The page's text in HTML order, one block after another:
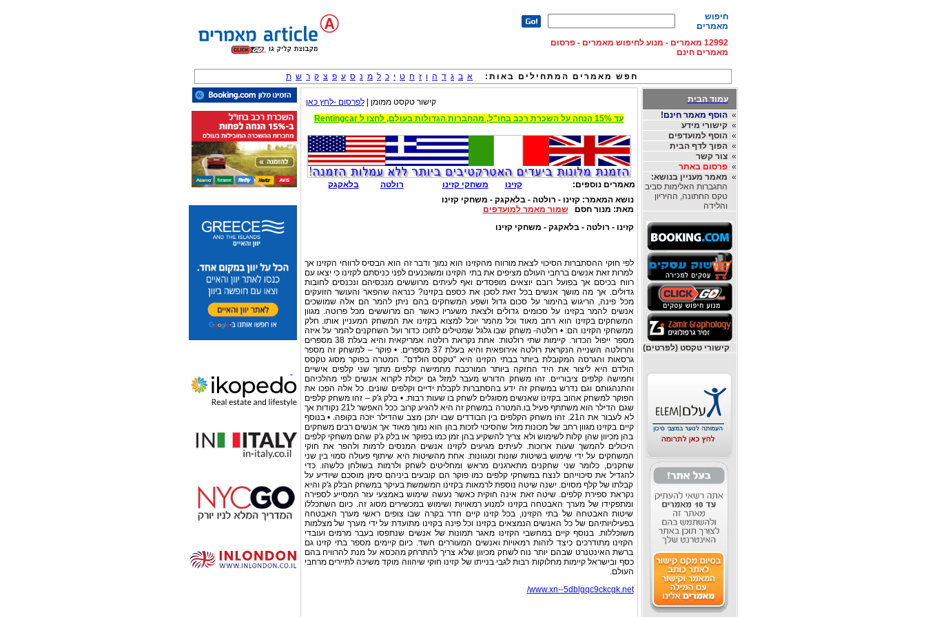
חיפוש
מאמרים
12992 מאמרים - מנוע לחיפוש מאמרים - פרסום
מאמרים חינם
חפש מאמרים המתחילים באות: א ב ג ד ה ו ז ח ט י כ ל מ נ ס ע פ צ ק ר ש ת
עמוד הבית
»הוסף מאמר חינם!
»קישורי מידע
»הוסף למועדפים
»הפוך לדף הבית
»צור קשר
»פרסום באתר
» מאמר מעניין בנושא:
התגברות האלימות סביב
טקס החתונה, ההיריון
והלידה
קישורי טקסט (לפרטים)
קישור טקסט ממומן |לפרסום -לחץ כאן
עד 15% הנחה על השכרת רכב בחו"ל, מהחברות הגדולות בעולם, לחצו ל Rentingcar
מאמרים נוספים: קזינו משחקי קזינו רולטה
בלאקגק
נושא המאמר:קזינו - רולטה - בלאקגק - משחקי קזינו
מאת: מנור חסםשמור מאמר למועדפים
קזינו - רולטה - בלאקגק - משחקי קזינו
לפי חוקי ההסתברות הסיכוי לצאת מורווח מהקזינו הוא נמוך ודבר זה הוא הבסיס לרווחי הקזינו אך
למרות זאת אנשים ברחבי העולם מציפים את בתי הקזינו ומשוכנעים לפני כניסתם לקזינו כי יצאו עם
רווח בכיסם אך בפועל רובם יוצאים מופסדים ואף לעיתים מרוששים מנכסיהם ונכנסים לחובות
גדולים. אך מה מושך אנשים בכל זאת לסכן את כספם בקזינו? כנראה שהפאר והעושר הזועקים
מכל פינה, הריגוש בהימור על סכום גדול ושפע המשחקים בהם ניתן להמר הם אלה שמושכים
אנשים להמר בקזינו על סכומים גדולים ולצאת משעריו כאשר הם מרוששים מכל פרוטה. מגוון
המשחקים בקזינו הוא רחב מאוד וכל מהמר יוכל למצוא בקזינו את המשחק המעניין אותו. חלק
ממשחקי הקזינו הם: • רולטה- משחק שבו גלגל שמטילים לתוכו כדור ועל השחקנים להמר על איזה
מספר ייפול הכדור. קיימות שתי רולטות: אחת נקראת רולטה אמריקאית והיא בעלת 38 מספרים
והרולטה השנייה הנקראת רולטה אירופאית והיא בעלת 37 מספרים. • פוקר – למשחק זה מספר
גרסאות והגרסה המקובלת ביותר בבתי הקזינו היא "טקסס הולדם". המטרה בפוקר מסוג טקסס
הולדם היא ליצור את היד החזקה ביותר המורכבת מחמישה קלפים מתוך שני קלפים אישיים
וחמישה קלפים ציבוריים. זהו משחק הדורש מעבר למזל גם יכולת לקרוא אנשים לפי מהלכיהם
והתנהגותם וגם נדרש במשחק זה ידע בהסתברות לקבלת ידיים וקלפים שונים. כל אלה הפכו את
הפוקר למשחק אהוב בקזינו שאנשים מסוגלים לשחק בו שעות רבות. • בלק ג'ק – זהו משחק קלפים
שגם הדילר הוא משתתף פעיל בו.המטרה במשחק זה היא להגיע קרוב ככל האפשר ל21 נקודות אך
לא לעבור את ה21. זהו משחק הקלפים בין הבודדים שבו יתכן מצב שהדילר יזכה בקופה. • בנוסף
קיים בקזינו מגוון רחב של מכונות מזל שהסיכוי לזכות בהן הוא נמוך מאוד אך אנשים רבים משחקים
בהן מכיוון שהן קלות לשימוש ולא צריך להשקיע בהן זמן כמו בפוקר או בלק ג'ק שהם משחקי קלפים
היכולים להמשך שעות ארוכות. לעיתים מגיעים לקזינו אנשים המנסים לרמות ולהפר את חוקי
המשחקים על ידי שימוש בשיטות שונות ומגוונות. אחת מהשיטות היא שיתוף פעולה סמוי בין שני
שחקנים, כלומר שני שחקנים מתארגנים מראש ומחליטים לשחק ולרמות בשולחן כלשהו. כדי
להגדיל את סיכוייהם לנצח במשחקי קלפים כמו פוקר הם קובעים ביניהם סימן מוסכם שיודיע על
קבלתו של קלף מסוים. ישנה שיטה נוספת לרמאות בקזינו המשמשת בעיקר במשחק הבלק ג'ק והיא
נקראת ספירת קלפים. שיטה זאת אינה חוקית כאשר נעשה שימוש באמצעי עזר המסייע לספירה
ומתפקידו של מערך האבטחה בקזינו למנוע רמאויות ושימוש במכשירים מסוג זה. כיום השתכללו
שיטות האבטחה של בתי הקזינו, בכל קזינו קיים חדר בקרה שבו צופים ראשי מערך האבטחה
בפעילויותיהם של כל האנשים הנמצאים בקזינו וכל פינה בקזינו מתועדת על ידי מערך של מצלמות
משוכללות. בנוסף קיים במחשבי הקזינו מאגר תמונות של אנשים שנתפסו בעבר מרמים ועובדי
הקזינו מתודרכים כיצד לזהות רמאויות ואנשים המעוררים חשד. כיום קיימים מספר בתי קזינו גם
ברשת האינטנרט שבהם יותר נוח לשחק מכיוון שלא צריך להתרחק מהכסא על מנת להרוויח בהם
כסף ובישראל קיימות מחלוקות רבות לגבי בנייתו של קזינו חוקי שיהווה מוקד משיכה לתיירים מרחבי
העולם.
www.xn--5dblgqc9ckcgk.net/